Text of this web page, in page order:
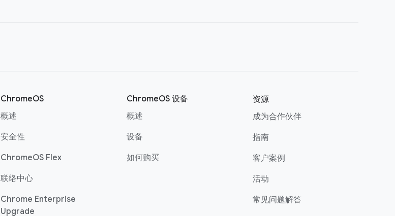
ChromeOS
概述
安全性
ChromeOS Flex
联络中心
Chrome Enterprise
Upgrade
ChromeOS 设备
概述
设备
如何购买
资源
成为合作伙伴
指南
客户案例
活动
常见问题解答